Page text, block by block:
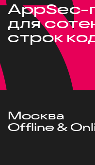
AppSec-
для
строк
Москва
Offline &